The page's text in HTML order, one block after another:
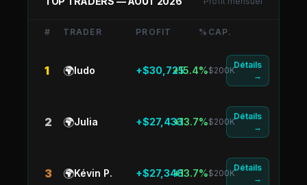
# TRADER PROFIT % CAP.
1 🌍ludo +$30,725+15.4%$200K
Détails
→
2 🌍Julia +$27,433+13.7%$200K
Détails
→
3 🌍Kévin P. +$27,348+13.7%$200K
Détails
→